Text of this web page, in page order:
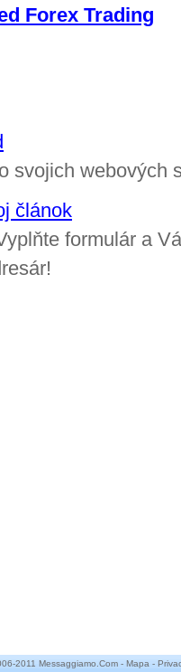
Forex Trading
svojich webových
článok
formulár a
2011 Messaggiamo.Com - Mapa -